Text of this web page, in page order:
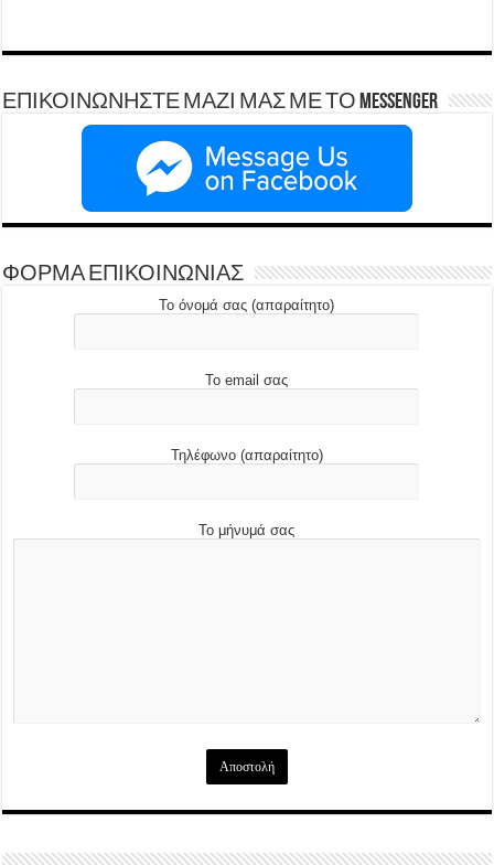
ΕΠΙΚΟΙΝΩΝΗΣΤΕ ΜΑΖΙ ΜΑΣ ΜΕ ΤΟ Messenger
ΦΟΡΜΑ ΕΠΙΚΟΙΝΩΝΙΑΣ
Το όνομά σας (απαραίτητο)
Το email σας
Τηλέφωνο (απαραίτητο)
Το μήνυμά σας